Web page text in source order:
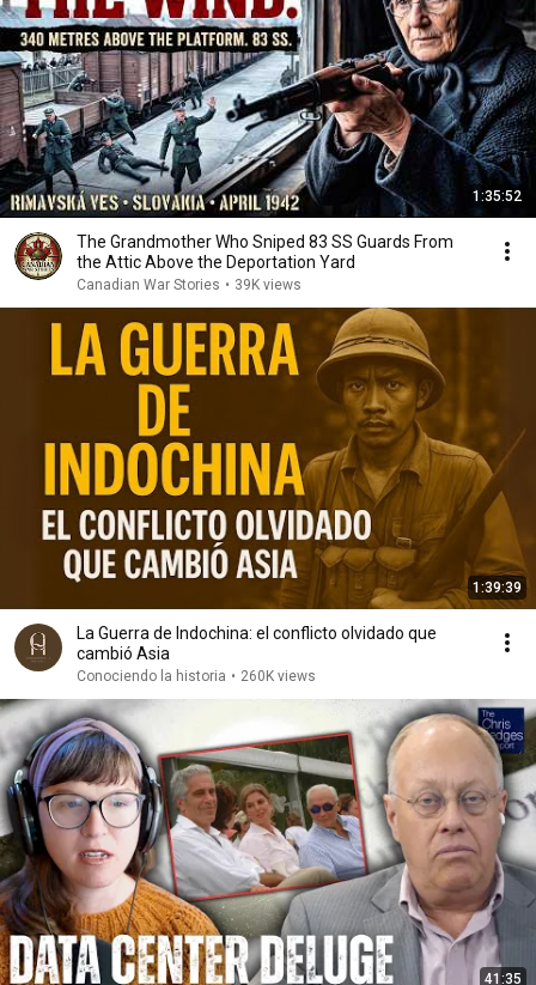
1:35:52
The Grandmother Who Sniped 83 SS Guards From
the Attic Above the Deportation Yard
Canadian War Stories • 39K views
1:39:39
La Guerra de Indochina: el conflicto olvidado que
cambió Asia
Conociendo la historia • 260K views
41:35